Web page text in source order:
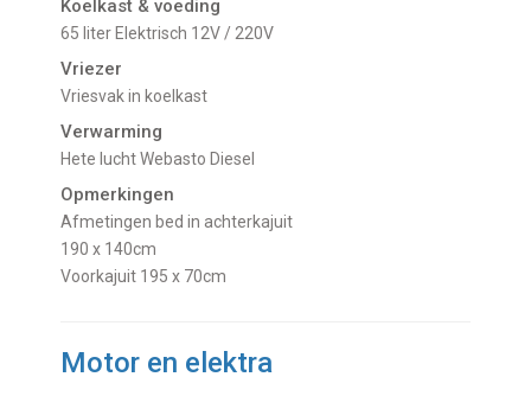
Koelkast & voeding
65 liter Elektrisch 12V / 220V
Vriezer
Vriesvak in koelkast
Verwarming
Hete lucht Webasto Diesel
Opmerkingen
Afmetingen bed in achterkajuit
190 x 140cm
Voorkajuit 195 x 70cm
Motor en elektra